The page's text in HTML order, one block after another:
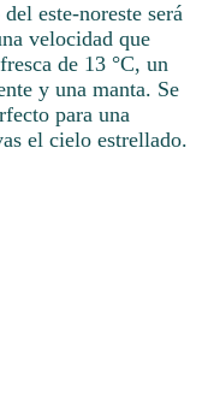
este-noreste será
velocidad que
de 13 °C, un
y una manta. Se
para una
el cielo estrellado.